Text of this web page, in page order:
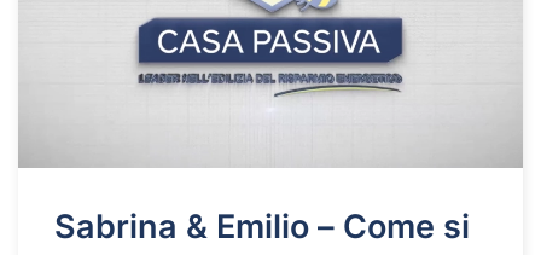
Sabrina & Emilio – Come si